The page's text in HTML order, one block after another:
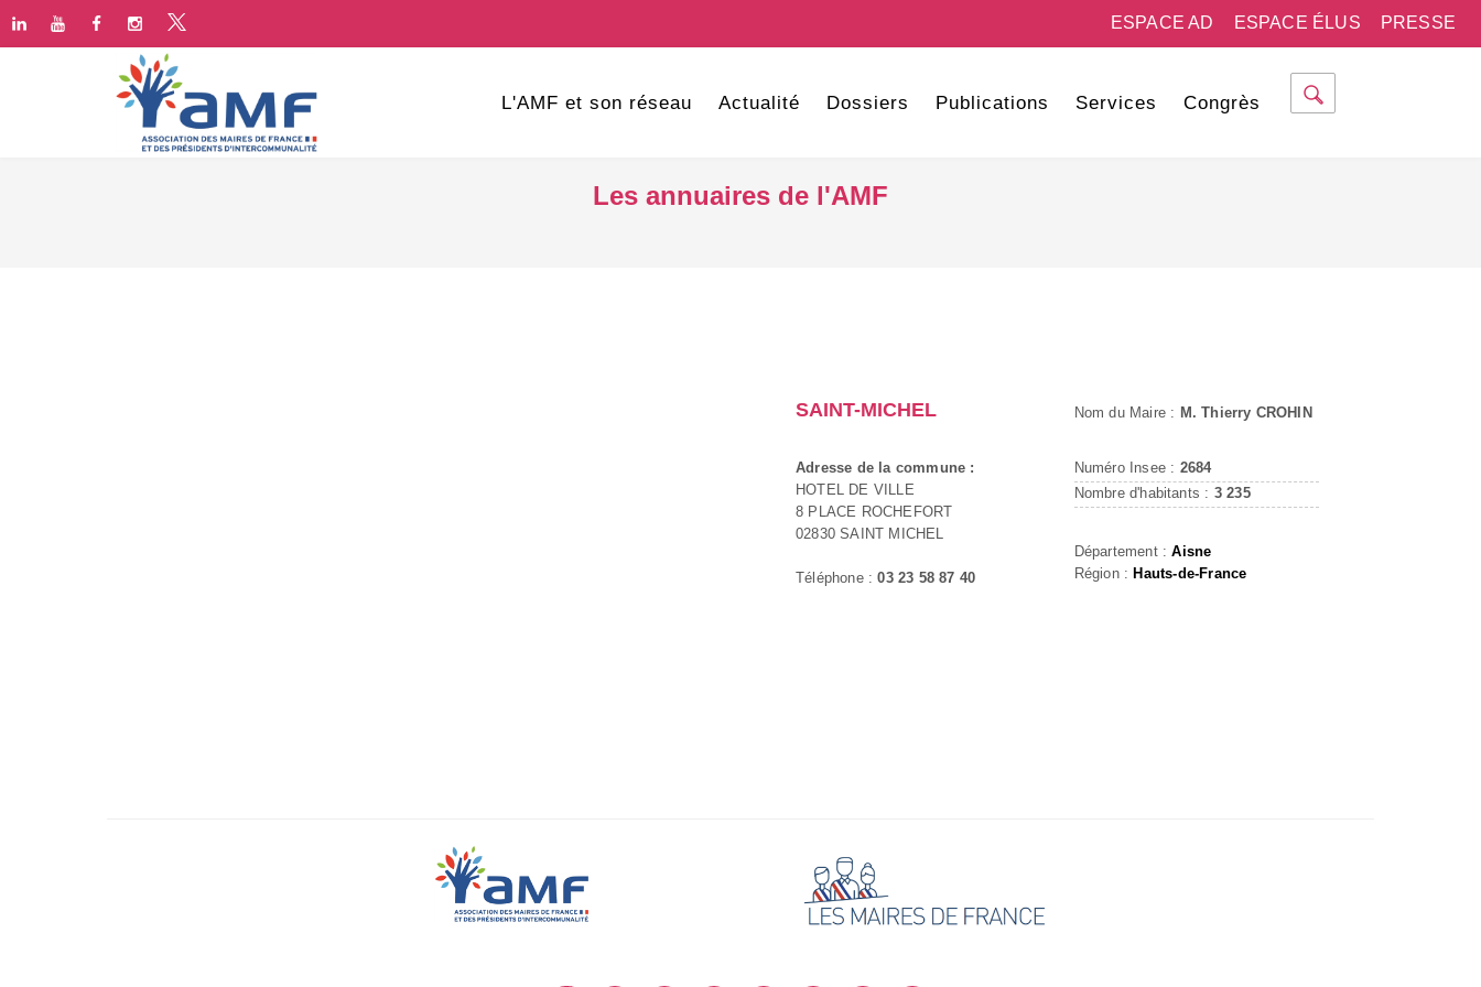
PRESSE
ESPACE ÉLUS
ESPACE AD
L'AMF et son réseau Actualité Dossiers Publications Services Congrès
Les annuaires de l'AMF
SAINT-MICHEL
Adresse de la commune :
HOTEL DE VILLE
8 PLACE ROCHEFORT
02830 SAINT MICHEL
Téléphone :03 23 58 87 40
Nom du Maire : M. Thierry CROHIN
Numéro Insee : 2684
Nombre d'habitants : 3 235
Département :Aisne
Région : Hauts-de-France